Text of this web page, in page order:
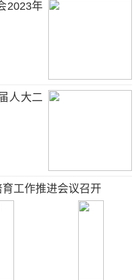
2023年
人大二
工作推进会议召开